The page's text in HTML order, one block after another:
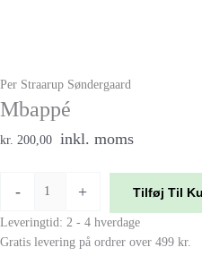
Per Straarup Søndergaard
Mbappé
kr. 200,00 inkl. moms
- + Tilføj Til
Leveringtid: 2 - 4 hverdage
Gratis levering på ordrer over 499 kr.